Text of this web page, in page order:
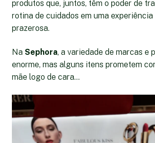
produtos que, juntos, têm o poder de
rotina de cuidados em uma experiência
prazerosa.
Na Sephora, a variedade de marcas e
enorme, mas alguns itens prometem
mãe logo de cara...